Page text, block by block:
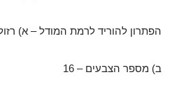
הפתרון להוריד לרמת המודל – א) רזולוציה –
ב) מספר הצבעים – 16